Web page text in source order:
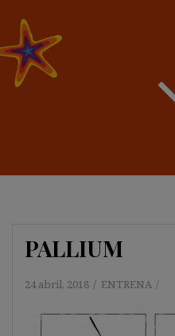
PALLIUM
24 abril, 2018 ENTRENA